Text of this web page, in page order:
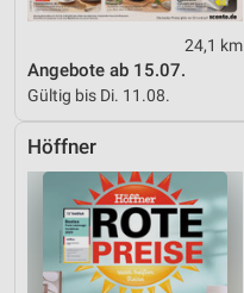
24,1 km
Angebote ab 15.07.
Gültig bis Di. 11.08.
Höffner